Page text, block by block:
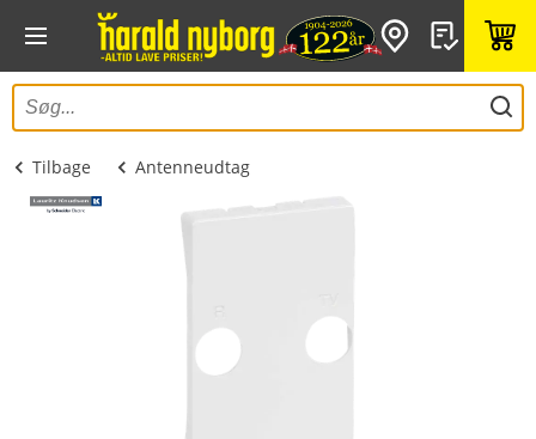
Tilbage Antenneudtag